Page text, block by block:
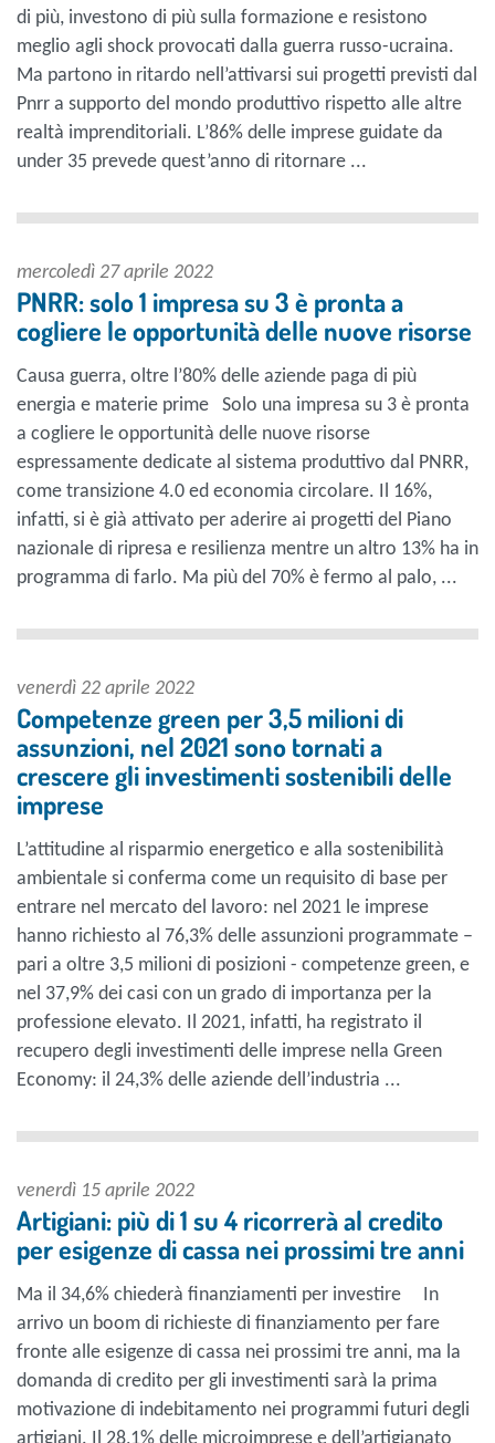
di più, investono di più sulla formazione e resistono
meglio agli shock provocati dalla guerra russo-ucraina.
Ma partono in ritardo nell’attivarsi sui progetti previsti dal
Pnrr a supporto del mondo produttivo rispetto alle altre
realtà imprenditoriali. L’86% delle imprese guidate da
under 35 prevede quest’anno di ritornare ...
mercoledì 27 aprile 2022
PNRR: solo 1 impresa su 3 è pronta a
cogliere le opportunità delle nuove risorse
Causa guerra, oltre l’80% delle aziende paga di più
energia e materie prime Solo una impresa su 3 è pronta
a cogliere le opportunità delle nuove risorse
espressamente dedicate al sistema produttivo dal PNRR,
come transizione 4.0 ed economia circolare. Il 16%,
infatti, si è già attivato per aderire ai progetti del Piano
nazionale di ripresa e resilienza mentre un altro 13% ha in
programma di farlo. Ma più del 70% è fermo al palo, ...
venerdì 22 aprile 2022
Competenze green per 3,5 milioni di
assunzioni, nel 2021 sono tornati a
crescere gli investimenti sostenibili delle
imprese
L’attitudine al risparmio energetico e alla sostenibilità
ambientale si conferma come un requisito di base per
entrare nel mercato del lavoro: nel 2021 le imprese
hanno richiesto al 76,3% delle assunzioni programmate –
pari a oltre 3,5 milioni di posizioni - competenze green, e
nel 37,9% dei casi con un grado di importanza per la
professione elevato. Il 2021, infatti, ha registrato il
recupero degli investimenti delle imprese nella Green
Economy: il 24,3% delle aziende dell’industria ...
venerdì 15 aprile 2022
Artigiani: più di 1 su 4 ricorrerà al credito
per esigenze di cassa nei prossimi tre anni
Ma il 34,6% chiederà finanziamenti per investire In
arrivo un boom di richieste di finanziamento per fare
fronte alle esigenze di cassa nei prossimi tre anni, ma la
domanda di credito per gli investimenti sarà la prima
motivazione di indebitamento nei programmi futuri degli
artigiani. Il 28,1% delle microimprese e dell’artigianato